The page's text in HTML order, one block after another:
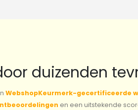
duizenden
WebshopKeurmerk-gecertificeerde
en een uitstekende